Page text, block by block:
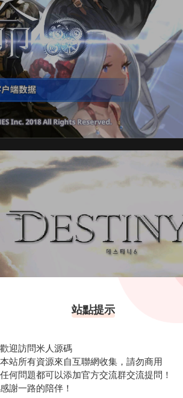
站點提示
歡迎訪問米人源碼
本站所有資源來自互聯網收集，請勿商用
任何問題都可以添加官方交流群交流提問！
感謝一路的陪伴！